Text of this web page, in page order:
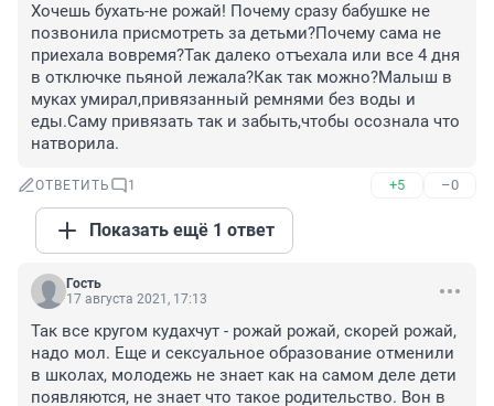
Хочешь бухать-не рожай! Почему сразу бабушке не
позвонила присмотреть за детьми?Почему сама не
приехала вовремя?Так далеко отъехала или все 4 дня
в отключке пьяной лежала?Как так можно?Малыш в
муках умирал,привязанный ремнями без воды и
еды.Саму привязать так и забыть,чтобы осознала что
натворила.
ОТВЕТИТЬ 1 +5 –0
Показать ещё 1 ответ
Гость
17 августа 2021, 17:13
Так все кругом кудахчут - рожай рожай, скорей рожай,
надо мол. Еще и сексуальное образование отменили
в школах, молодежь не знает как на самом деле дети
появляются, не знает что такое родительство. Вон в